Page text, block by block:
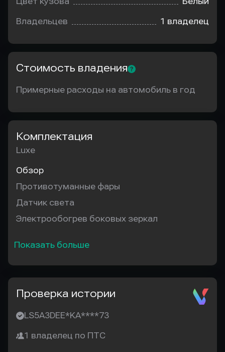
Владельцев 1 владелец
Стоимость владения
Примерные расходы на автомобиль в год
Комплектация
Luxe
Обзор
Противотуманные фары
Датчик света
Электрообогрев боковых зеркал
Показать больше
Проверка истории
LS5A3DEE*KA****73
1 владелец по ПТС